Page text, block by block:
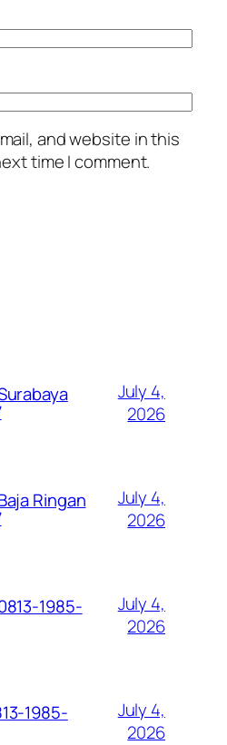
and website in this
time I comment.
July 4,
2026
Ringan
July 4,
2026
1985-
July 4,
2026
1985-
July 4,
2026